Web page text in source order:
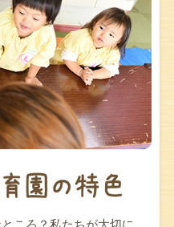
ころ？私たちが大切に